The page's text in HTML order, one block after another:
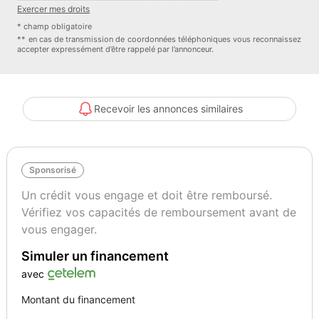
33450 MONTUSSAN
Options :
2 clés radiocommandées
6 Airbags : 2 frontaux, 2 latéraux et 2 rideaux gonflables latéraux
ABS avec aide au freinage d'urgence
Calandre au contour chromé avec lamelles ?White aluminium?
Colour Line Carbon Black
Fonction Start & Stop et démarrage sans clé
Exercer mes droits
* champ obligatoire
** en cas de transmission de coordonnées téléphoniques vous reconnaissez
accepter expressément d’être rappelé par l’annonceur.
Recevoir les annonces similaires
Sponsorisé
Un crédit vous engage et doit être remboursé.
Vérifiez vos capacités de remboursement avant de
vous engager.
Simuler un financement
avec
Montant du financement